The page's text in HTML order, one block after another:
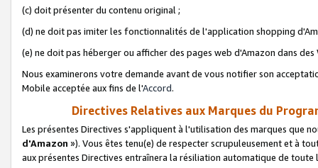
(c) doit présenter du contenu original ;
(d) ne doit pas imiter les fonctionnalités de l'application shopping
(e) ne doit pas héberger ou afficher des pages web d'Amazon dans
Nous examinerons votre demande avant de vous notifier son
Mobile acceptée aux fins de l'Accord.
Directives Relatives aux Marques du
Les présentes Directives s'appliquent à l'utilisation des marques que
d'Amazon »). Vous êtes tenu(e) de respecter scrupuleusement et à
aux présentes Directives entraînera la résiliation automatique de